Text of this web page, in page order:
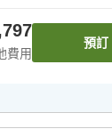
費用
預訂